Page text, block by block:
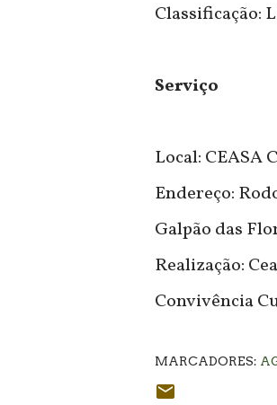
Classificação:
Serviço
Local: CEASA
Endereço:
Galpão das
Realização:
Convivência
MARCADORES: